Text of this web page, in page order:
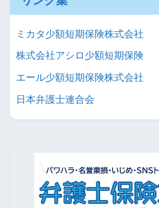
ミカタ少額短期保険株式会社
株式会社アシロ少額短期保険
エール少額短期保険株式会社
日本弁護士連合会